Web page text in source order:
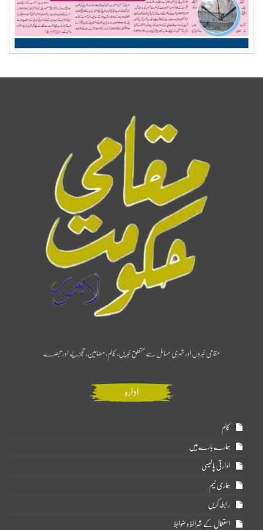
مقامی خبروں اور شہری مسائل سے متعلق خبریں، کالم، مضامین، تجزیے اور تبصرے
ادارہ
کالم
ہمارے بارے میں
ادارتی پالیسی
ہماری ٹیم
رابطہ کریں
استعمال کے شرائط و ضوابط